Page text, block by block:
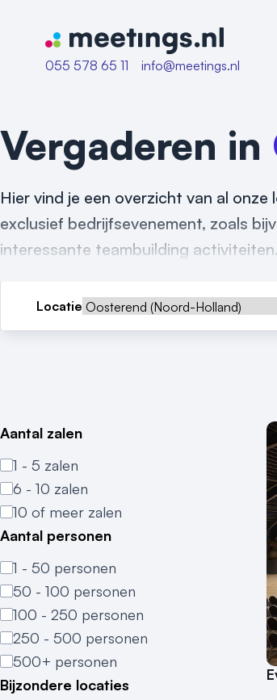
Naar home van Meetings
055 578 65 11
info@meetings.nl
Vergaderen in
Hier vind je een overzicht van al
exclusief bedrijfsevenement, zoals
interessante teambuilding activiteiten.
Locatie
Aantal zalen
1 - 5 zalen
6 - 10 zalen
10 of meer zalen
Aantal personen
1 - 50 personen
50 - 100 personen
100 - 250 personen
250 - 500 personen
500+ personen
Bijzondere locaties